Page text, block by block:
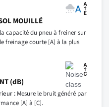
MOUILLÉ
capacité du pneu à freiner sur
freinage courte [A] à la plus
(dB)
: Mesure le bruit généré par
[A] à [C].